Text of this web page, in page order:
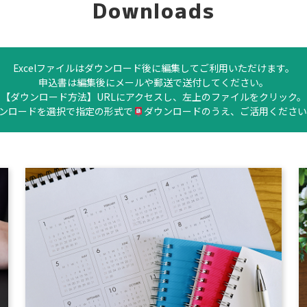
Downloads
Excelファイルはダウンロード後に編集してご利用いただけます。
申込書は編集後にメールや郵送で送付してください。
【ダウンロード方法】URLにアクセスし、左上のファイルをクリック。
ロードを選択で指定の形式で
ダウンロードのうえ、ご活用くださ